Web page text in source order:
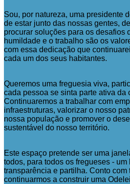
Sou, por natureza, uma presidente
de estar junto das nossas gentes,
procurar soluções para os desafios
humildade e o trabalho são os
com essa dedicação que
cada um dos seus habitantes.
Queremos uma freguesia viva,
cada pessoa se sinta parte ativa da
Continuaremos a trabalhar com
infraestruturas, valorizar o nosso
nossa população e promover o
sustentável do nosso território.
Este espaço pretende ser uma
todos, para todos os fregueses -
transparência e partilha. Conto com
continuarmos a construir uma